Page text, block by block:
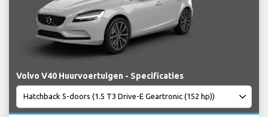
Volvo V40 Huurvoertuigen - Specificaties